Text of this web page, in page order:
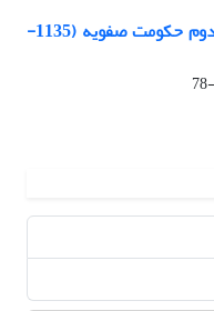
روابط تجاری ایران و روسیه در دوره دوم حکومت صفویه (1135-